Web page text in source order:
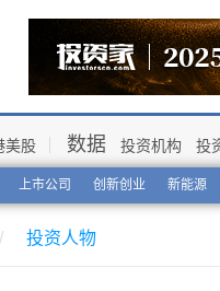
上市公司 创新创业 新能源
美股 数据 投资机构 投
/ 投资人物